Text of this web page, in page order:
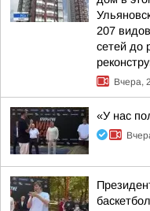
207
сетей до
Вчера,
«У нас